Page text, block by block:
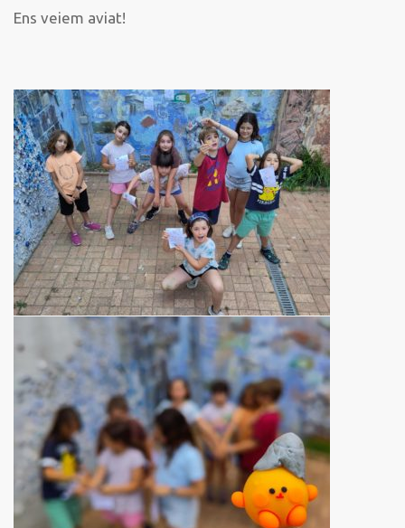
Ens veiem aviat!